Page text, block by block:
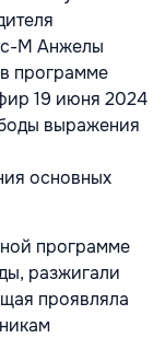
M Анжелы
программе
19 июня 2024
выражения
основных
программе
разжигали
проявляла